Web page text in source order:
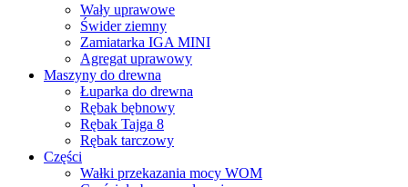
Wały uprawowe
Świder ziemny
Zamiatarka IGA MINI
Agregat uprawowy
Maszyny do drewna
Łuparka do drewna
Rębak bębnowy
Rębak Tajga 8
Rębak tarczowy
Części
Wałki przekazania mocy WOM